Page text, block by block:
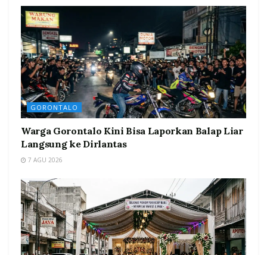
GORONTALO
Warga Gorontalo Kini Bisa Laporkan Balap Liar
Langsung ke Dirlantas
7 AGU 2026